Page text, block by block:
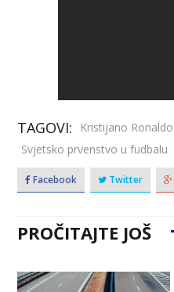
TAGOVI: Kristijano Ronaldo
Svjetsko prvenstvo u fudbalu
Facebook Twitter
PROČITAJTE JOŠ